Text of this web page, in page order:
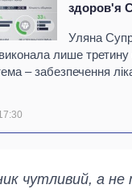
здоров'я
Уляна
лише третину
– забезпечення
чутливий, а